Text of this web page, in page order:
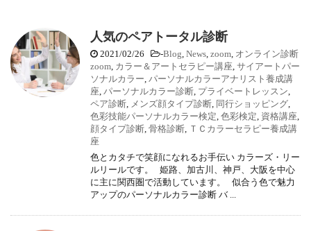
人気のペアトータル診断
2021/02/26 -Blog, News, zoom, オンライン診断
zoom, カラー＆アートセラピー講座, サイアートパー
ソナルカラー, パーソナルカラーアナリスト養成講
座, パーソナルカラー診断, プライベートレッスン,
ペア診断, メンズ顔タイプ診断, 同行ショッピング,
色彩技能パーソナルカラー検定, 色彩検定, 資格講座,
顔タイプ診断, 骨格診断, ＴＣカラーセラピー養成講
座
色とカタチで笑顔になれるお手伝い カラーズ・リー
ルリールです。 姫路、加古川、神戸、大阪を中心
に主に関西圏で活動しています。 似合う色で魅力
アップのパーソナルカラー診断 バ ...